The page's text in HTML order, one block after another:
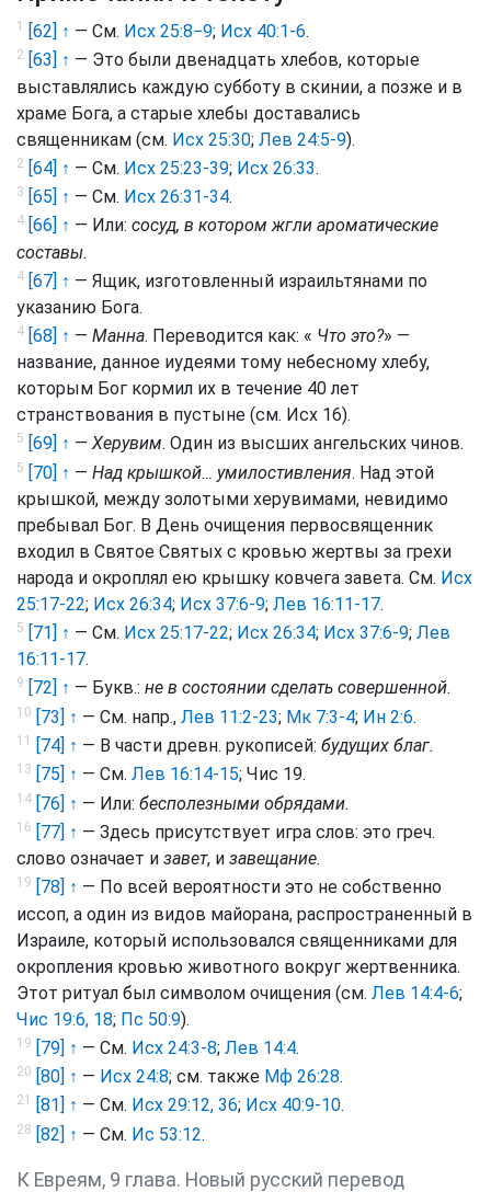
1 [62] ↑ — См. Исх 25:8−9; Исх 40:1-6.
2 [63] ↑ — Это были двенадцать хлебов, которые
выставлялись каждую субботу в скинии, а позже и в
храме Бога, а старые хлебы доставались
священникам (см. Исх 25:30; Лев 24:5-9).
2 [64] ↑ — См. Исх 25:23-39; Исх 26:33.
3 [65] ↑ — См. Исх 26:31-34.
4 [66] ↑ — Или: сосуд, в котором жгли ароматические
составы.
4 [67] ↑ — Ящик, изготовленный израильтянами по
указанию Бога.
4 [68] ↑ — Манна. Переводится как: « Что это?» —
название, данное иудеями тому небесному хлебу,
которым Бог кормил их в течение 40 лет
странствования в пустыне (см. Исх 16).
5 [69] ↑ — Херувим. Один из высших ангельских чинов.
5 [70] ↑ — Над крышкой… умилостивления. Над этой
крышкой, между золотыми херувимами, невидимо
пребывал Бог. В День очищения первосвященник
входил в Святое Святых с кровью жертвы за грехи
народа и окроплял ею крышку ковчега завета. См. Исх
25:17-22; Исх 26:34; Исх 37:6-9; Лев 16:11-17.
5 [71] ↑ — См. Исх 25:17-22; Исх 26:34; Исх 37:6-9; Лев
16:11-17.
9 [72] ↑ — Букв.: не в состоянии сделать совершенной.
10 [73] ↑ — См. напр., Лев 11:2-23; Мк 7:3-4; Ин 2:6.
11 [74] ↑ — В части древн. рукописей: будущих благ.
13 [75] ↑ — См. Лев 16:14-15; Чис 19.
14 [76] ↑ — Или: бесполезными обрядами.
16 [77] ↑ — Здесь присутствует игра слов: это греч.
слово означает и завет, и завещание.
19 [78] ↑ — По всей вероятности это не собственно
иссоп, а один из видов майорана, распространенный в
Израиле, который использовался священниками для
окропления кровью животного вокруг жертвенника.
Этот ритуал был символом очищения (см. Лев 14:4-6;
Чис 19:6, 18; Пс 50:9).
19 [79] ↑ — См. Исх 24:3-8; Лев 14:4.
20 [80] ↑ — Исх 24:8; см. также Мф 26:28.
21 [81] ↑ — См. Исх 29:12, 36; Исх 40:9-10.
28 [82] ↑ — См. Ис 53:12.
К Евреям, 9 глава. Новый русский перевод